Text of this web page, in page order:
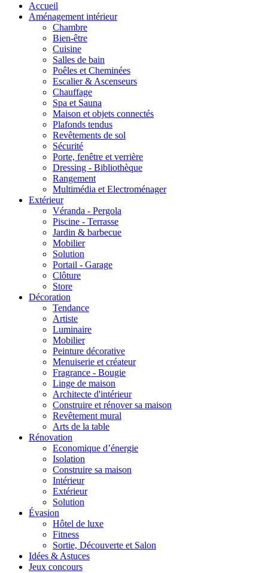
Accueil
Aménagement intérieur
Chambre
Bien-être
Cuisine
Salles de bain
Poêles et Cheminées
Escalier & Ascenseurs
Chauffage
Spa et Sauna
Maison et objets connectés
Plafonds tendus
Revêtements de sol
Sécurité
Porte, fenêtre et verrière
Dressing - Bibliothèque
Rangement
Multimédia et Electroménager
Extérieur
Véranda - Pergola
Piscine - Terrasse
Jardin & barbecue
Mobilier
Solution
Portail - Garage
Clôture
Store
Décoration
Tendance
Artiste
Luminaire
Mobilier
Peinture décorative
Menuiserie et créateur
Fragrance - Bougie
Linge de maison
Architecte d'intérieur
Construire et rénover sa maison
Revêtement mural
Arts de la table
Rénovation
Economique d’énergie
Isolation
Construire sa maison
Intérieur
Extérieur
Solution
Évasion
Hôtel de luxe
Fitness
Sortie, Découverte et Salon
Idées & Astuces
Jeux concours